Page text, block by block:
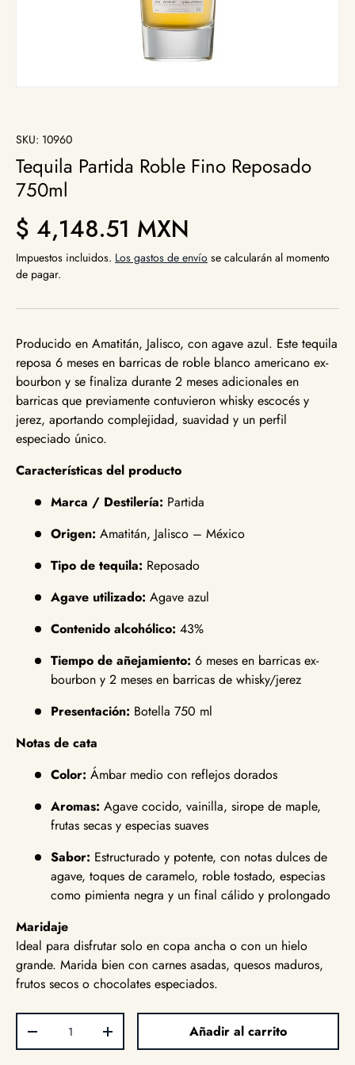
SKU: 10960
Tequila Partida Roble Fino Reposado
750ml
Precio normal
$ 4,148.51 MXN
Impuestos incluidos. Los gastos de envío se calcularán al momento
de pagar.
Producido en Amatitán, Jalisco, con agave azul. Este tequila
reposa 6 meses en barricas de roble blanco americano ex-
bourbon y se finaliza durante 2 meses adicionales en
barricas que previamente contuvieron whisky escocés y
jerez, aportando complejidad, suavidad y un perfil
especiado único.
Características del producto
Marca / Destilería: Partida
Origen: Amatitán, Jalisco – México
Tipo de tequila: Reposado
Agave utilizado: Agave azul
Contenido alcohólico: 43%
Tiempo de añejamiento: 6 meses en barricas ex-
bourbon y 2 meses en barricas de whisky/jerez
Presentación: Botella 750 ml
Notas de cata
Color: Ámbar medio con reflejos dorados
Aromas: Agave cocido, vainilla, sirope de maple,
frutas secas y especias suaves
Sabor: Estructurado y potente, con notas dulces de
agave, toques de caramelo, roble tostado, especias
como pimienta negra y un final cálido y prolongado
Maridaje
Ideal para disfrutar solo en copa ancha o con un hielo
grande. Marida bien con carnes asadas, quesos maduros,
frutos secos o chocolates especiados.
Disminuir cantidadAumentar la cantidadAñadir al carrito